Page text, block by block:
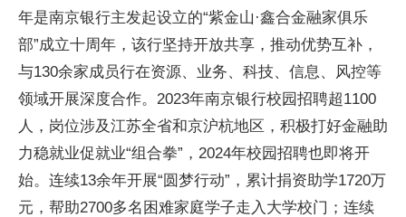
年是南京银行主发起设立的“紫金山·鑫合金融家俱乐
部”成立十周年，该行坚持开放共享，推动优势互补，
与130余家成员行在资源、业务、科技、信息、风控等
领域开展深度合作。2023年南京银行校园招聘超1100
人，岗位涉及江苏全省和京沪杭地区，积极打好金融助
力稳就业促就业“组合拳”，2024年校园招聘也即将开
始。连续13余年开展“圆梦行动”，累计捐资助学1720万
元，帮助2700多名困难家庭学子走入大学校门；连续